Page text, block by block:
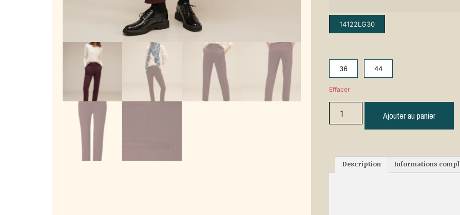
14122LG30
36 44
Effacer
Ajouter au panier
Description Informations